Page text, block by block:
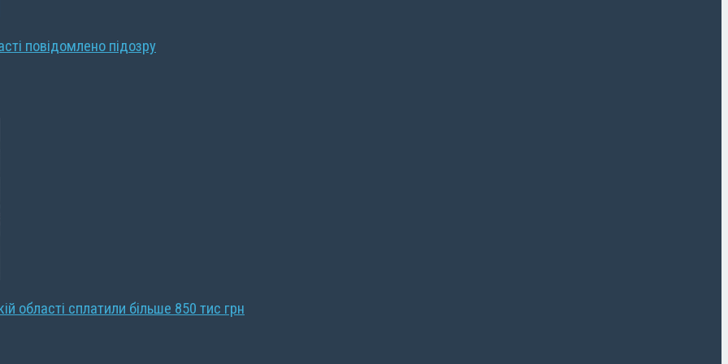
повідомлено підозру
області сплатили більше 850 тис грн